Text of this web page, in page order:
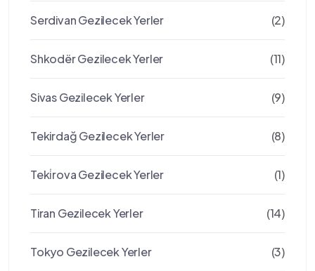
Serdivan Gezilecek Yerler (2)
Shkodër Gezilecek Yerler (11)
Sivas Gezilecek Yerler (9)
Tekirdağ Gezilecek Yerler (8)
Teki̇rova Gezilecek Yerler (1)
Tiran Gezilecek Yerler (14)
Tokyo Gezilecek Yerler (3)